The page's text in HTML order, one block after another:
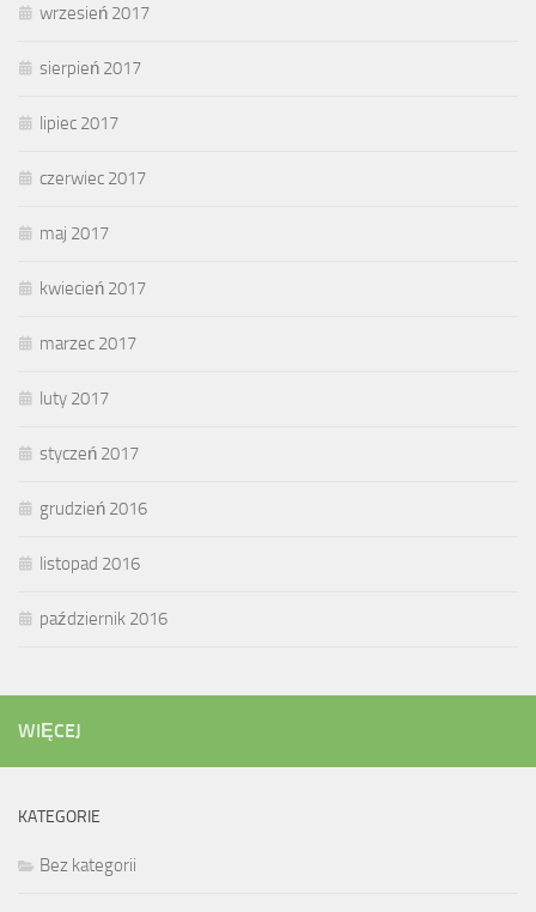
wrzesień 2017
sierpień 2017
lipiec 2017
czerwiec 2017
maj 2017
kwiecień 2017
marzec 2017
luty 2017
styczeń 2017
grudzień 2016
listopad 2016
październik 2016
WIĘCEJ
KATEGORIE
Bez kategorii